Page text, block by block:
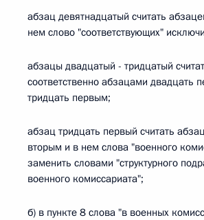
абзац девятнадцатый считать
нем слово "соответствующих"
абзацы двадцатый - тридцатый
соответственно абзацами двадцать
тридцать первым;
абзац тридцать первый считать
вторым и в нем слова "военного
заменить словами "структурного
военного комиссариата";
б) в пункте 8 слова "в военных